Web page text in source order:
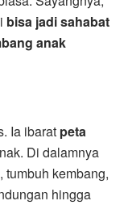
bisa jadi sahabat
anak
Ia ibarat peta
Di dalamnya
kembang,
hingga